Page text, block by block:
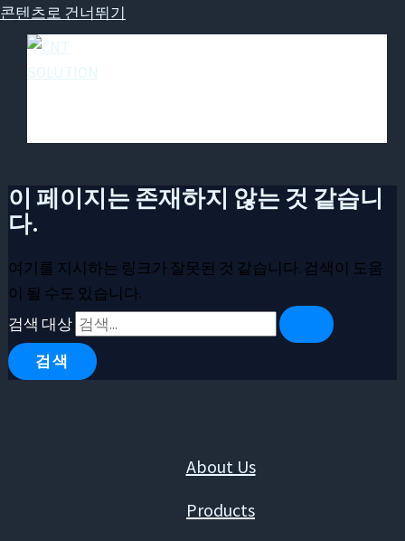
콘텐츠로 건너뛰기
이 페이지는 존재하지 않는 것 같습니
다.
여기를 지시하는 링크가 잘못된 것 같습니다. 검색이 도움
이 될 수도 있습니다.
검색 대상
About Us
Products